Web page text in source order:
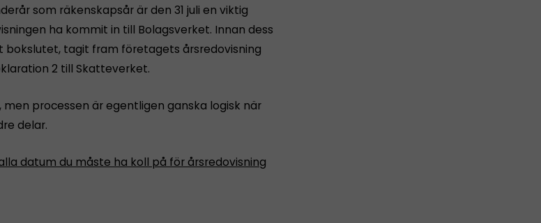
som räkenskapsår är den 31 juli en viktig
ha kommit in till Bolagsverket. Innan dess
bokslutet, tagit fram företagets årsredovisning
2 till Skatteverket.
processen är egentligen ganska logisk när
delar.
datum du måste ha koll på för årsredovisning